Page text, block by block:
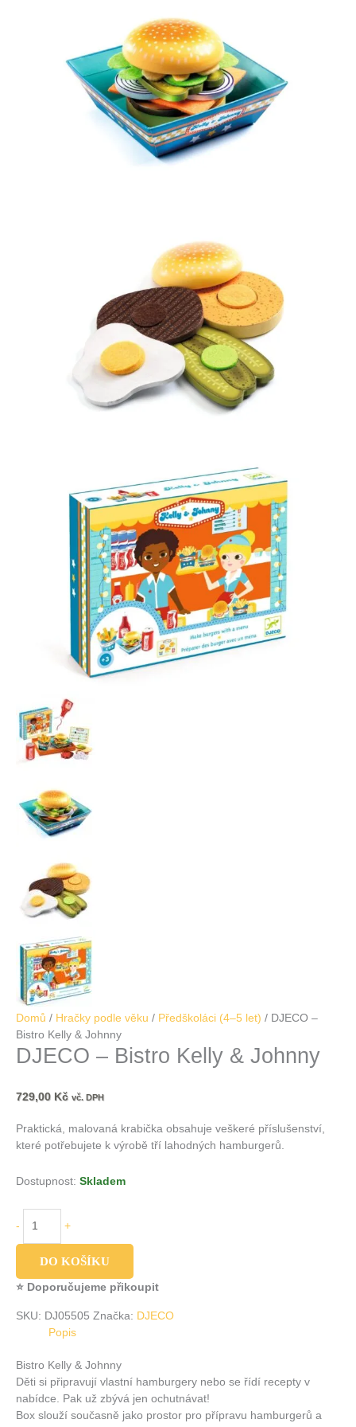
Domů / Hračky podle věku / Předškoláci (4–5 let) / DJECO –
Bistro Kelly & Johnny
DJECO – Bistro Kelly & Johnny
729,00 Kč vč. DPH
Praktická, malovaná krabička obsahuje veškeré příslušenství,
které potřebujete k výrobě tří lahodných hamburgerů.
Dostupnost: Skladem
- +
DO KOŠÍKU
⭐ Doporučujeme přikoupit
SKU: DJ05505 Značka: DJECO
Popis
Bistro Kelly & Johnny
Děti si připravují vlastní hamburgery nebo se řídí recepty v
nabídce. Pak už zbývá jen ochutnávat!
Box slouží současně jako prostor pro přípravu hamburgerů a